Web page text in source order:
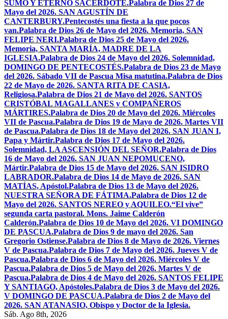
SUMO Y ETERNO SACERDOTE.Palabra de Dios 27 de
Mayo del 2026. SAN AGUSTÍN DE
CANTERBURY.Pentecostés una fiesta a la que pocos
van.Palabra de Dios 26 de Mayo del 2026. Memoria, SAN
FELIPE NERI.Palabra de Dios 25 de Mayo del 2026.
Memoria, SANTA MARÍA, MADRE DE LA
IGLESIA.Palabra de Dios 24 de Mayo del 2026. Solemnidad,
DOMINGO DE PENTECOSTÉS.Palabra de Dios 23 de Mayo
del 2026. Sábado VII de Pascua Misa matutina.Palabra de Dios
22 de Mayo de 2026. SANTA RITA DE CASIA,
Religiosa.Palabra de Dios 21 de Mayo del 2026. SANTOS
CRISTÓBAL MAGALLANES y COMPAÑEROS
MÁRTIRES.Palabra de Dios 20 de Mayo del 2026. Miércoles
VII de Pascua.Palabra de Dios 19 de Mayo de 2026. Martes VII
de Pascua.Palabra de Dios 18 de Mayo del 2026. SAN JUAN I,
Papa y Mártir.Palabra de Dios 17 de Mayo del 2026.
Solemnidad, LA ASCENSIÓN DEL SEÑOR.Palabra de Dios
16 de Mayo del 2026. SAN JUAN NEPOMUCENO,
Mártir.Palabra de Dios 15 de Mayo del 2026. SAN ISIDRO
LABRADOR.Palabra de Dios 14 de Mayo de 2026. SAN
MATÍAS, Apóstol.Palabra de Dios 13 de Mayo del 2026.
NUESTRA SEÑORA DE FÁTIMA.Palabra de Dios 12 de
Mayo del 2026. SANTOS NEREO y AQUILEO.“El vive”
segunda carta pastoral. Mons. Jaime Calderón
Calderón.Palabra de Dios 10 de Mayo del 2026. VI DOMINGO
DE PASCUA.Palabra de Dios 9 de mayo del 2026. San
Gregorio Ostiense.Palabra de Dios 8 de Mayo de 2026. Viernes
V de Pascua.Palabra de Dios 7 de Mayo del 2026. Jueves V de
Pascua.Palabra de Dios 6 de Mayo del 2026. Miércoles V de
Pascua.Palabra de Dios 5 de Mayo del 2026. Martes V de
Pascua.Palabra de Dios 4 de Mayo del 2026. SANTOS FELIPE
Y SANTIAGO, Apóstoles.Palabra de Dios 3 de Mayo del 2026.
V DOMINGO DE PASCUA.Palabra de Dios 2 de Mayo del
2026. SAN ATANASIO, Obispo y Doctor de la Iglesia.
Sáb. Ago 8th, 2026